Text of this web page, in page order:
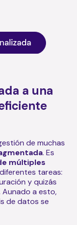
a una
de muchas
. Es
múltiples
tareas:
y quizás
a esto,
de datos se